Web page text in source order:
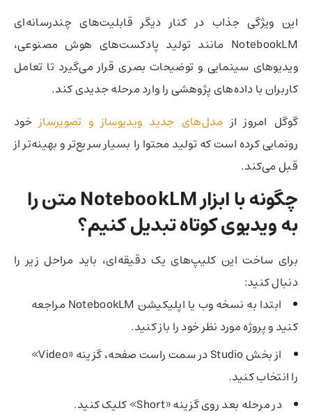
این ویژگی جذاب در کنار دیگر قابلیت‌های چندرسانه‌ای
NotebookLM مانند تولید پادکست‌های هوش مصنوعی،
ویدیوهای سینمایی و توضیحات بصری قرار می‌گیرد تا تعامل
کاربران با داده‌های پژوهشی را وارد مرحله جدیدی کند.
گوگل امروز از مدل‌های جدید ویدیوساز و تصویرساز خود
رونمایی کرده است که تولید محتوا را بسیار سریع‌تر و بهینه‌تر از
قبل می‌کند.
چگونه با ابزارNotebookLM متن را
به ویدیوی کوتاه تبدیل کنیم؟
برای ساخت این کلیپ‌های یک دقیقه‌ای، باید مراحل زیر را
دنبال کنید:
ابتدا به نسخه وب یا اپلیکیشن NotebookLM مراجعه
کنید و پروژه مورد نظر خود را باز کنید.
از بخش Studio در سمت راست صفحه، گزینه «Video»
را انتخاب کنید.
در مرحله بعد روی گزینه «Short» کلیک کنید.